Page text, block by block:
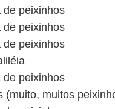
de peixinhos
de peixinhos
de peixinhos
de peixinhos
(muito, muitos